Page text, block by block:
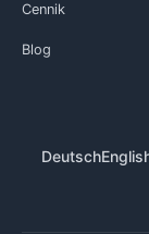
Cennik
Blog
Deutsch